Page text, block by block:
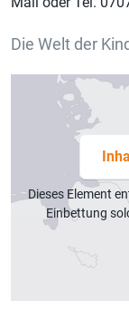
Die Welt der
Dieses Element
Einbettung